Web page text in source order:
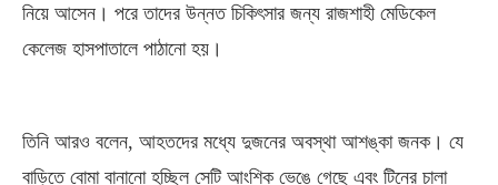
নিয়ে আসেন। পরে তাদের উন্নত চিকিৎসার জন্য রাজশাহী মেডিকেল
কেলেজ হাসপাতালে পাঠানো হয়।
তিনি আরও বলেন, আহতদের মধ্যে দুজনের অবস্থা আশঙ্কা জনক। যে
বাড়িতে বোমা বানানো হচ্ছিল সেটি আংশিক ভেঙে গেছে এবং টিনের চালা